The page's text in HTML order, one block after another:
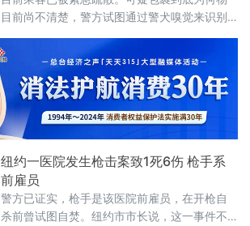
目前尚不清楚，警方试图通过警犬嗅觉来识别
纽约一医院发生枪击案致1死6伤 枪手系
前雇员
警方已证实，枪手是该医院前雇员，在开枪自
杀前曾试图自焚。纽约市市长说，这一事件不